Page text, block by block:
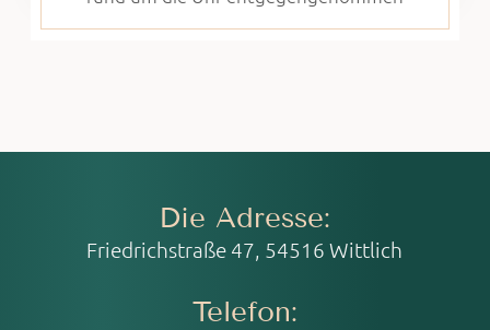
Die Adresse:
Friedrichstraße 47, 54516 Wittlich
Telefon: